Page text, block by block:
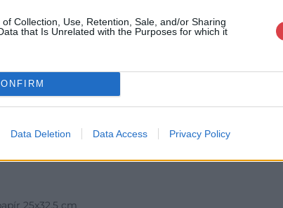
Collection, Use, Retention, Sale, and/or Sharing
that Is Unrelated with the Purposes for which it
Data Deletion Data Access Privacy Policy
Olaj, papír 25x32,5 cm